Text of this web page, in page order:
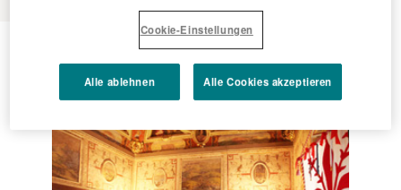
Florence, 16th July 2013
Cookie-Einstellungen
Alle ablehnen Alle Cookies akzeptieren